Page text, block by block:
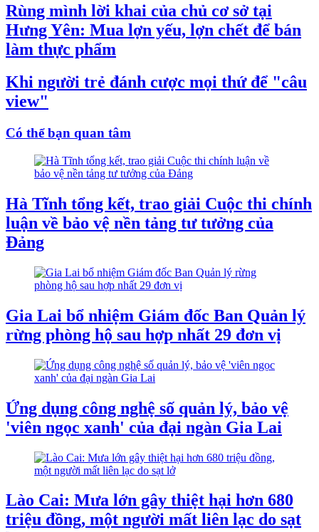
Rùng mình lời khai của chủ cơ sở tại
Hưng Yên: Mua lợn yếu, lợn chết để bán
làm thực phẩm
Khi người trẻ đánh cược mọi thứ để "câu
view"
Có thể bạn quan tâm
Hà Tĩnh tổng kết, trao giải Cuộc thi chính
luận về bảo vệ nền tảng tư tưởng của
Đảng
Gia Lai bổ nhiệm Giám đốc Ban Quản lý
rừng phòng hộ sau hợp nhất 29 đơn vị
Ứng dụng công nghệ số quản lý, bảo vệ
'viên ngọc xanh' của đại ngàn Gia Lai
Lào Cai: Mưa lớn gây thiệt hại hơn 680
triệu đồng, một người mất liên lạc do sạt